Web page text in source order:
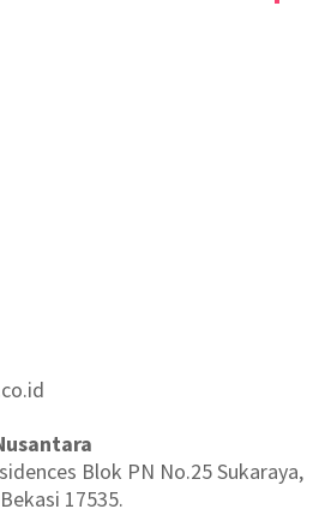
Blok PN No.25 Sukaraya,
17535.